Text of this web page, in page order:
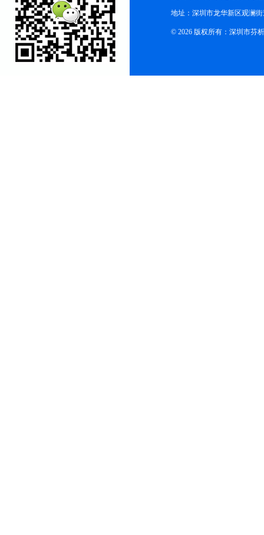
地址：深圳市龙华新区观澜
© 2026 版权所有：深圳市芬